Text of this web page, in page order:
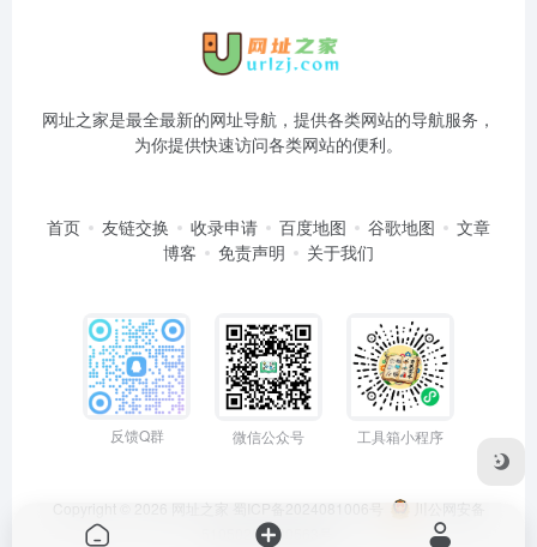
网址之家是最全最新的网址导航，提供各类网站的导航服务，
为你提供快速访问各类网站的便利。
首页 友链交换 收录申请 百度地图 谷歌地图
文章
博客
免责声明 关于我们
反馈Q群 微信公众号 工具箱小程序
Copyright © 2026 网址之家 蜀ICP备2024081006号
川公网安备
51050202000563号